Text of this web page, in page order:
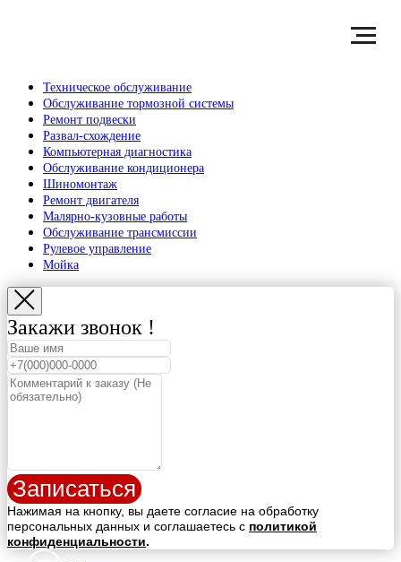
Техническое обслуживание
Обслуживание тормозной системы
Ремонт подвески
Развал-схождение
Компьютерная диагностика
Обслуживание кондиционера
Шиномонтаж
Ремонт двигателя
Малярно-кузовные работы
Обслуживание трансмиссии
Рулевое управление
Мойка
Закажи звонок !
Записаться
Нажимая на кнопку, вы даете согласие на обработку
персональных данных и соглашаетесь c политикой
конфиденциальности.